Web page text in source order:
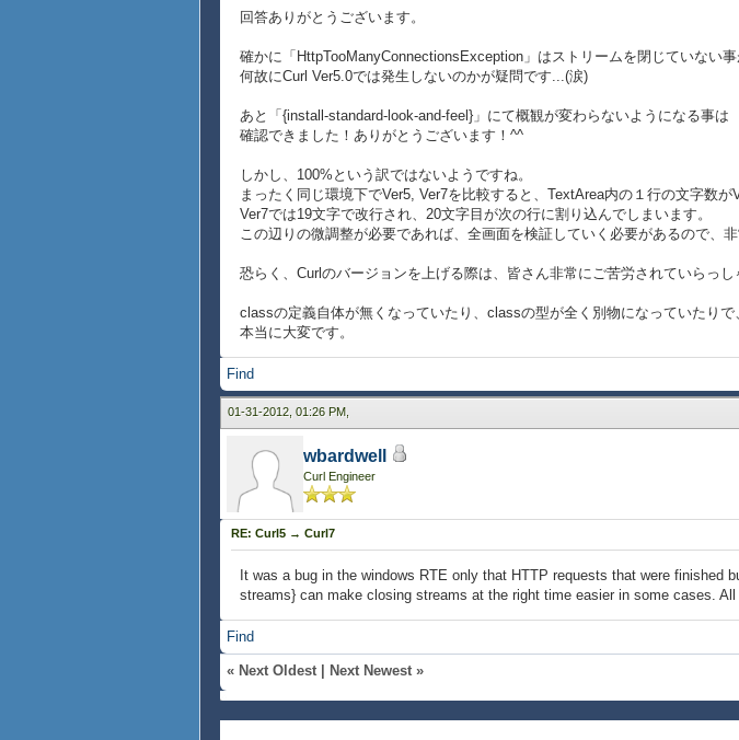
回答ありがとうございます。
確かに「HttpTooManyConnectionsException」はストリームを閉じていない事
何故にCurl Ver5.0では発生しないのかが疑問です...(涙)
あと「{install-standard-look-and-feel}」にて概観が変わらないようになる事は
確認できました！ありがとうございます！^^
しかし、100%という訳ではないようですね。
まったく同じ環境下でVer5, Ver7を比較すると、TextArea内の１行の文字数が
Ver7では19文字で改行され、20文字目が次の行に割り込んでしまいます。
この辺りの微調整が必要であれば、全画面を検証していく必要があるので、非
恐らく、Curlのバージョンを上げる際は、皆さん非常にご苦労されていらっし
classの定義自体が無くなっていたり、classの型が全く別物になっていたり
本当に大変です。
Find
01-31-2012, 01:26 PM,
wbardwell
Curl Engineer
RE: Curl5 → Curl7
It was a bug in the windows RTE only that HTTP requests that were
streams} can make closing streams at the right time easier in some cases.
Find
« Next Oldest Next Newest »